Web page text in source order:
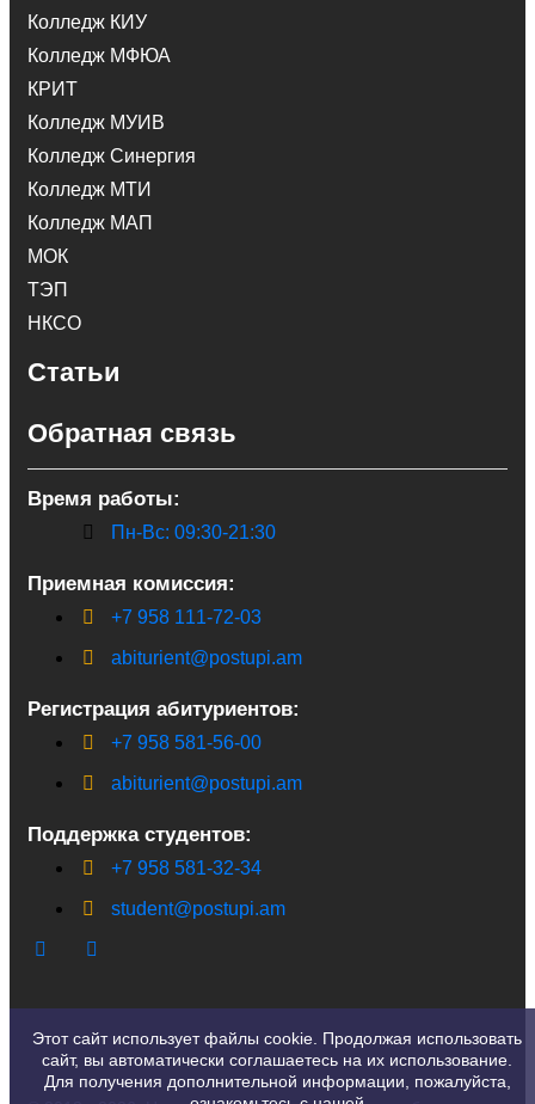
Колледж КИУ
Колледж МФЮА
КРИТ
Колледж МУИВ
Колледж Синергия
Колледж МТИ
Колледж МАП
МОК
ТЭП
НКСО
Статьи
Обратная связь
Время работы:
Пн-Вс: 09:30-21:30
Приемная комиссия:
+7 958 111-72-03
abiturient@postupi.am
Регистрация абитуриентов:
+7 958 581-56-00
abiturient@postupi.am
Поддержка студентов:
+7 958 581-32-34
student@postupi.am
Этот сайт использует файлы cookie. Продолжая использовать
сайт, вы автоматически соглашаетесь на их использование.
Для получения дополнительной информации, пожалуйста,